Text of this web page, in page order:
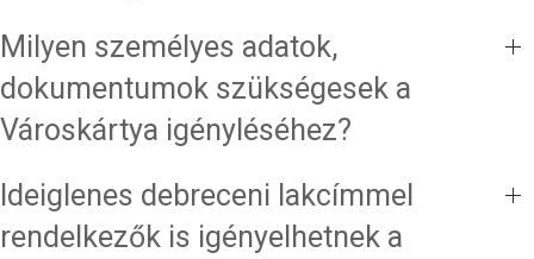
Milyen személyes adatok,
dokumentumok szükségesek a
Városkártya igényléséhez?
Ideiglenes debreceni lakcímmel
rendelkezők is igényelhetnek a